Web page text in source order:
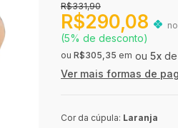
R$331,90
R$290,08
(5% de desconto)
ou R$305,35 em 5x de
Ver mais formas de
Cor da cúpula: Laranja